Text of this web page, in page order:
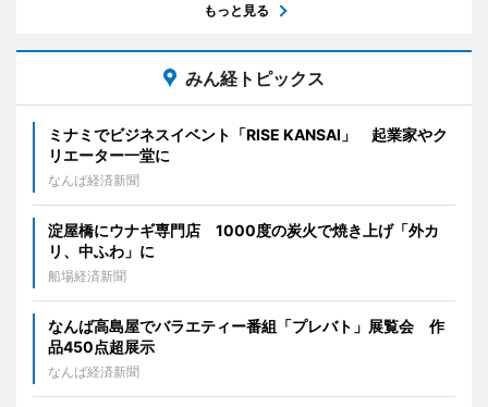
もっと見る
みん経トピックス
ミナミでビジネスイベント「RISE KANSAI」 起業家やク
リエーター一堂に
なんば経済新聞
淀屋橋にウナギ専門店 1000度の炭火で焼き上げ「外カ
リ、中ふわ」に
船場経済新聞
なんば高島屋でバラエティー番組「プレバト」展覧会 作
品450点超展示
なんば経済新聞